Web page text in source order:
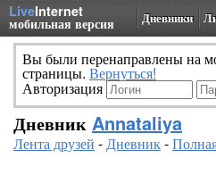
LiveInternet
мобильная версия Дневники
Вы были перенаправлены на
страницы. Вернуться!
Авторизация
Дневник Annataliya
Лента друзей -Дневник-